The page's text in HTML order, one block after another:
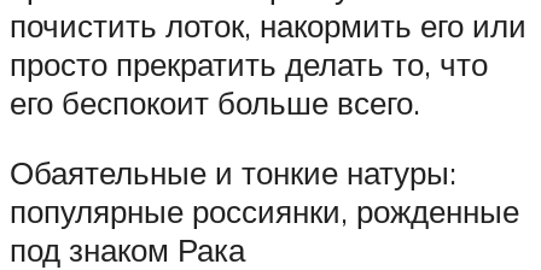
почистить лоток, накормить его или
просто прекратить делать то, что
его беспокоит больше всего.
Обаятельные и тонкие натуры:
популярные россиянки, рожденные
под знаком Рака